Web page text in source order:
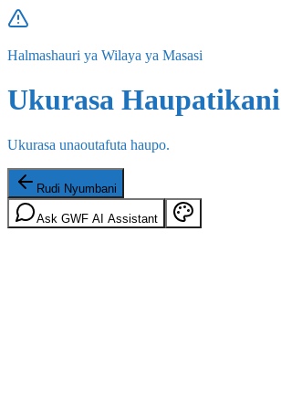
Halmashauri ya Wilaya ya Masasi
Ukurasa Haupatikani
Ukurasa unaoutafuta haupo.
Rudi Nyumbani
Ask GWF AI Assistant